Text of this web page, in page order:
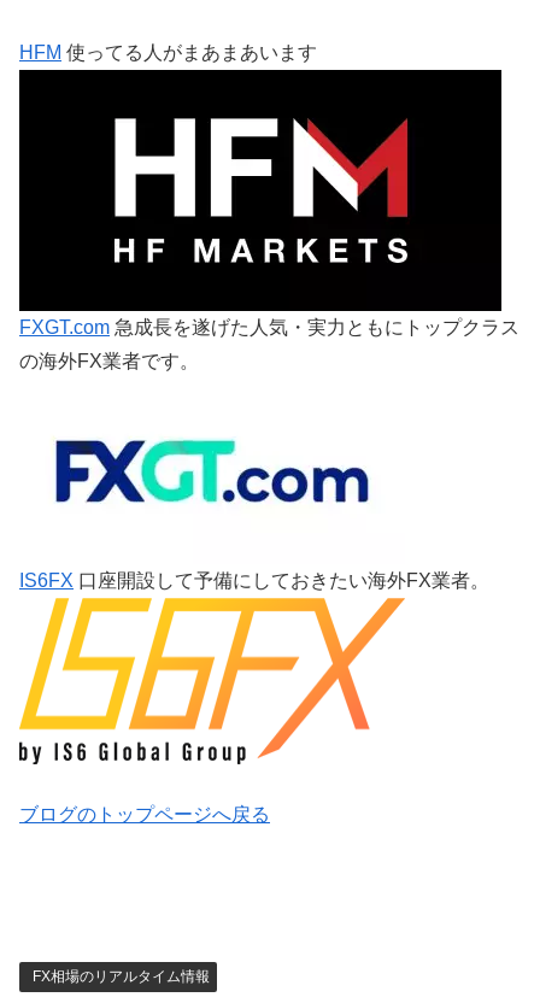
HFM 使ってる人がまあまあいます
FXGT.com 急成長を遂げた人気・実力ともにトップクラス
の海外FX業者です。
IS6FX 口座開設して予備にしておきたい海外FX業者。
ブログのトップページへ戻る
FX相場のリアルタイム情報